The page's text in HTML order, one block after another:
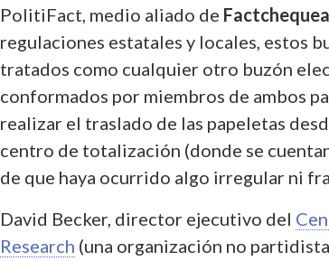
PolitiFact, medio aliado de
regulaciones estatales y locales, estos
tratados como cualquier otro buzón
conformados por miembros de ambos
realizar el traslado de las papeletas
centro de totalización (donde se
de que haya ocurrido algo irregular ni
David Becker, director ejecutivo del
Research (una organización no